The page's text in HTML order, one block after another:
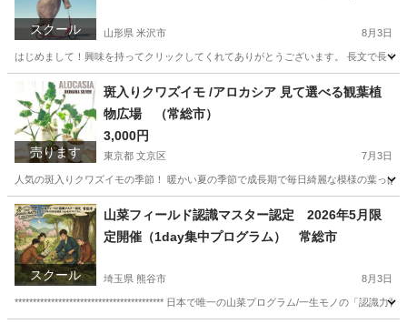
スクール 山形県 米沢市 8月3日
はじめまして！興味を持ってクリックしてくれてありがとうございます。 長文で長
山形 米沢市 英語
売ります
斑入りクワズイモ /アロカシア 見て選べる観葉植
物広場 （常総市）
3,000円
東京都 文京区 7月3日
人気の斑入りクワズイモの季節！ 暖かい夏の季節で成長期で毎日綺麗な模様の葉っ
東京 文京区 インテリア雑貨/小物 埼玉 さいたま市
インテリア雑貨/小物 斑入り
スクール
山菜フィールド認識マスター認定 2026年5月限
定開催（1day集中プログラム） 常総市
埼玉県 熊谷市 8月3日
***************************************** 日本で唯一の山菜プログラム/一生モノの「認識力育